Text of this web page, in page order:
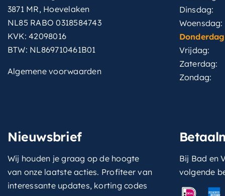
3871 MR, Hoevelaken
NL85 RABO 0318584743
KVK: 42098016
BTW: NL869710461B01
Algemene voorwaarden
Dinsdag:
Woensdag:
Vrijdag:
Zaterdag:
Zondag:
Nieuwsbrief
Wij houden je graag op de hoogte
van onze laatste acties. Profiteer van
interessante updates, korting codes
Bij Bad en
volgende